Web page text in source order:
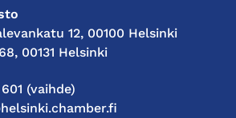
12, 00100 Helsinki
00131 Helsinki
(vaihde)